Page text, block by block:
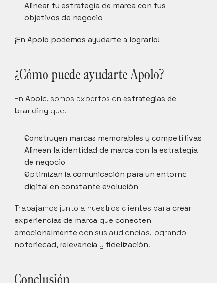
Alinear tu estrategia de marca con tus
objetivos de negocio
¡En Apolo podemos ayudarte a lograrlo!
¿Cómo puede ayudarte Apolo?
En Apolo, somos expertos en estrategias de
branding que:
Construyen marcas memorables y competitivas
Alinean la identidad de marca con la estrategia
de negocio
Optimizan la comunicación para un entorno
digital en constante evolución
Trabajamos junto a nuestros clientes para crear
experiencias de marca que conecten
emocionalmente
notoriedad, relevancia y fidelización.
Conclusión